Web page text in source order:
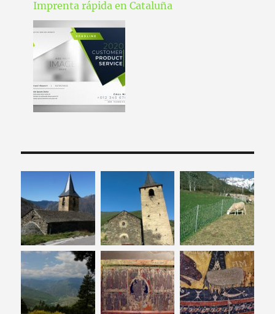
Imprenta rápida en Cataluña